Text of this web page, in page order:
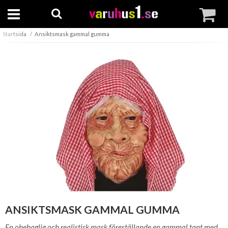
Startsida Ansiktsmask gammal gumma
ANSIKTSMASK GAMMAL GUMMA